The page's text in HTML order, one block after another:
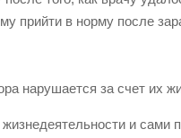
прийти в норму после
нарушается за счет их
и